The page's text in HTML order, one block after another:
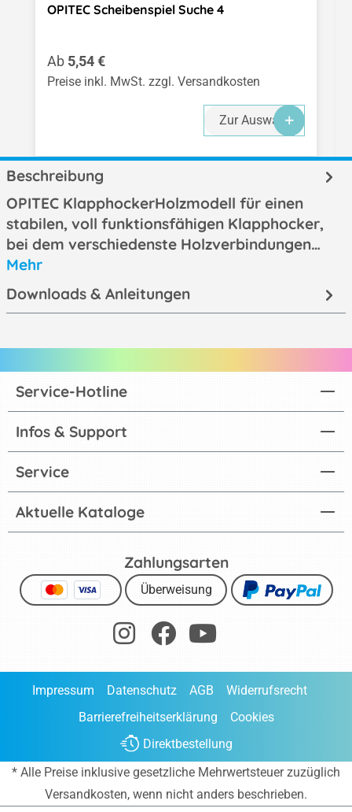
OPITEC Scheibenspiel Suche 4
Regulärer Preis:
Ab 5,54 €
Preise inkl. MwSt. zzgl. Versandkosten
Zur Auswahl
Beschreibung
OPITEC KlapphockerHolzmodell für einen
stabilen, voll funktionsfähigen Klapphocker,
bei dem verschiedenste Holzverbindungen…
Mehr
Downloads & Anleitungen
Aktuelle Kataloge
Service-Hotline
Infos & Support
Service
Zahlungsarten
Überweisung
Impressum Datenschutz AGB
Widerrufsrecht
Barrierefreiheitserklärung
Cookies
Direktbestellung
* Alle Preise inklusive gesetzliche Mehrwertsteuer zuzüglich
Versandkosten, wenn nicht anders beschrieben.